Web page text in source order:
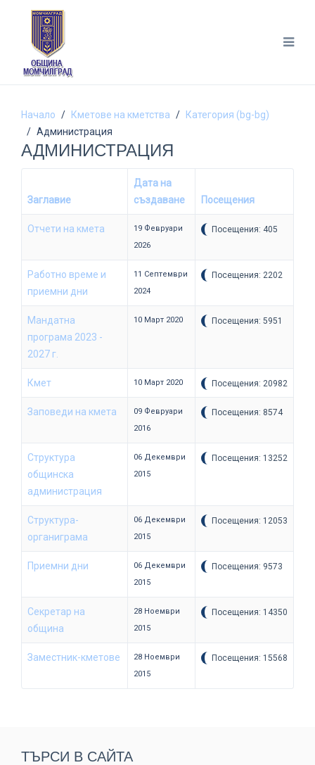
Начало Кметове на кметства
Категория (bg-bg)
Администрация
АДМИНИСТРАЦИЯ
Заглавие
Дата на
създаване
Посещения
Отчети на кмета
19 Февруари
2026
Посещения: 405
Работно време и
приемни дни
11 Септември
2024
Посещения: 2202
Мандатна
програма 2023 -
2027 г.
10 Март 2020 Посещения: 5951
Кмет 10 Март 2020 Посещения: 20982
Заповеди на кмета
09 Февруари
2016
Посещения: 8574
Структура
общинска
администрация
06 Декември
2015
Посещения: 13252
Структура-
органиграма
06 Декември
2015
Посещения: 12053
Приемни дни
06 Декември
2015
Посещения: 9573
Секретар на
община
28 Ноември
2015
Посещения: 14350
Заместник-кметове
28 Ноември
2015
Посещения: 15568
ТЪРСИ В САЙТА